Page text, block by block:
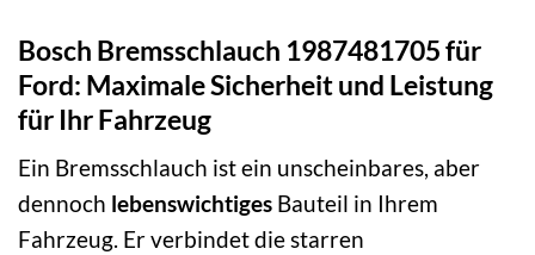
Bosch Bremsschlauch 1987481705 für
Ford: Maximale Sicherheit und Leistung
für Ihr Fahrzeug
Ein Bremsschlauch ist ein unscheinbares, aber
dennoch lebenswichtiges Bauteil in Ihrem
Fahrzeug. Er verbindet die starren